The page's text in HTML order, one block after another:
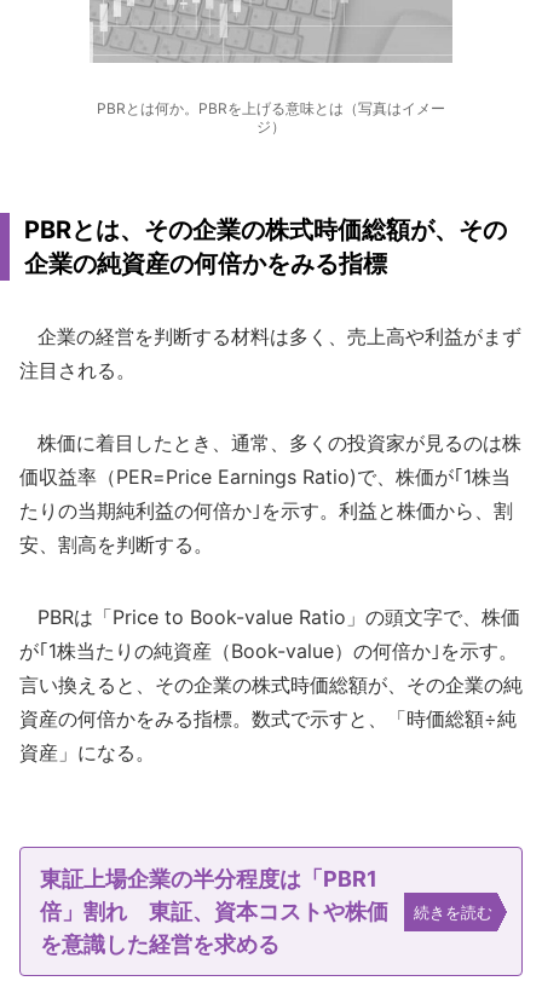
PBRとは何か。PBRを上げる意味とは（写真はイメー
ジ）
PBRとは、その企業の株式時価総額が、その
企業の純資産の何倍かをみる指標
企業の経営を判断する材料は多く、売上高や利益がまず
注目される。
株価に着目したとき、通常、多くの投資家が見るのは株
価収益率（PER=Price Earnings Ratio)で、株価が｢1株当
たりの当期純利益の何倍か｣を示す。利益と株価から、割
安、割高を判断する。
PBRは「Price to Book-value Ratio」の頭文字で、株価
が｢1株当たりの純資産（Book-value）の何倍か｣を示す。
言い換えると、その企業の株式時価総額が、その企業の純
資産の何倍かをみる指標。数式で示すと、「時価総額÷純
資産」になる。
東証上場企業の半分程度は「PBR1
倍」割れ 東証、資本コストや株価
を意識した経営を求める
続きを読む